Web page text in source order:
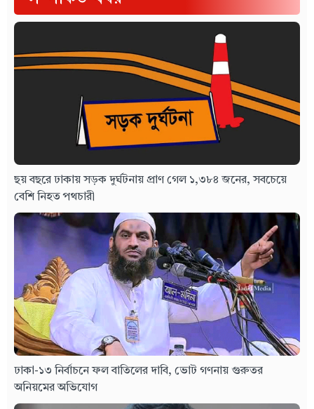
ছয় বছরে ঢাকায় সড়ক দুর্ঘটনায় প্রাণ গেল ১,৩৮৪ জনের, সবচেয়ে
বেশি নিহত পথচারী
ঢাকা-১৩ নির্বাচনে ফল বাতিলের দাবি, ভোট গণনায় গুরুতর
অনিয়মের অভিযোগ